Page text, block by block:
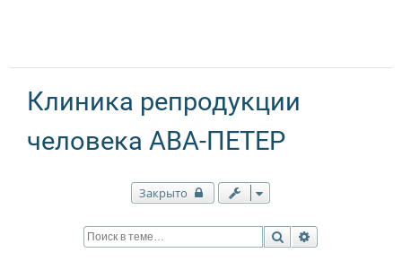
Клиника репродукции
человека АВА-ПЕТЕР
Закрыто
Поиск